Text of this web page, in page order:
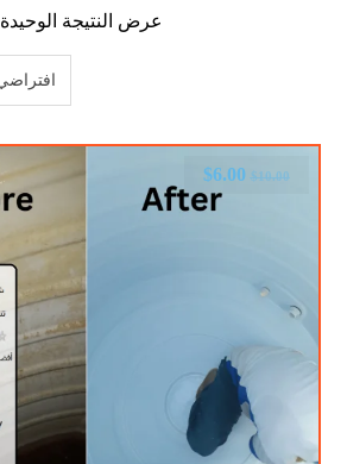
عرض النتيجة الوحيدة
$10.00
$6.00